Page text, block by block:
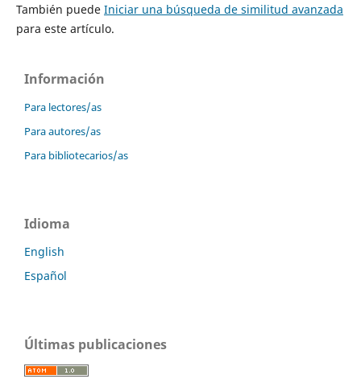
También puede Iniciar una búsqueda de similitud avanzada
para este artículo.
Información
Para lectores/as
Para autores/as
Para bibliotecarios/as
Idioma
English
Español
Últimas publicaciones